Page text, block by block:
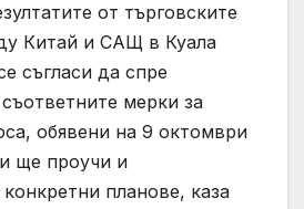
от търговските
Китай и САЩ в Куала
съгласи да спре
мерки за
обявени на 9 октомври
ще проучи и
планове, каза